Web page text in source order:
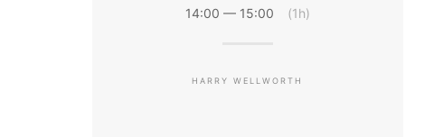
14:00 — 15:00 (1h)
HARRY WELLWORTH